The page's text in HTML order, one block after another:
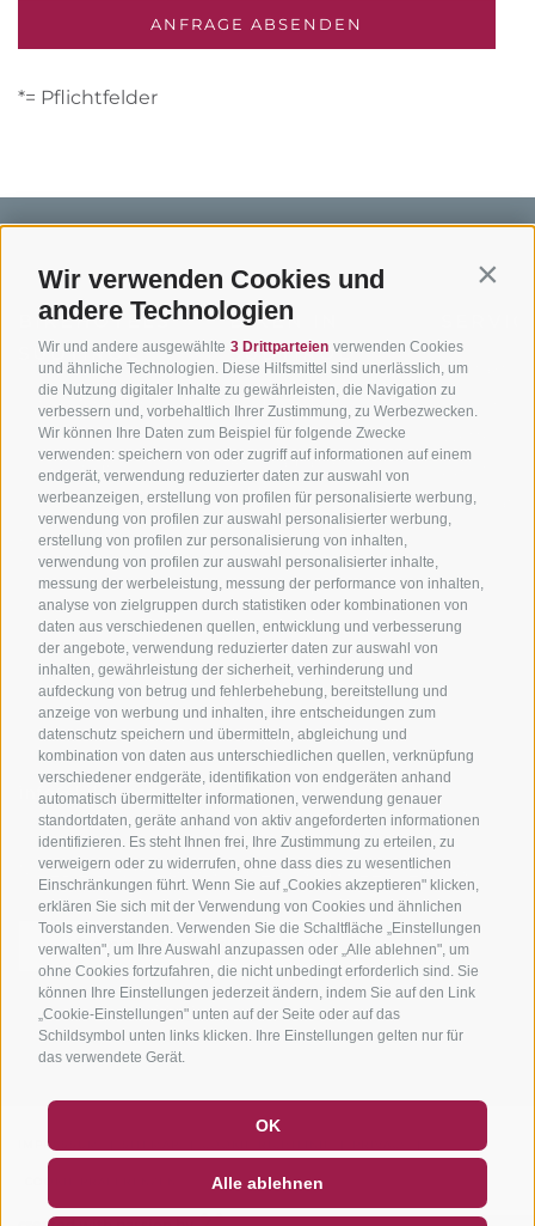
Wir verwenden Cookies und
andere Technologien
Wir und andere ausgewählte 3 Drittparteien verwenden Cookies
und ähnliche Technologien. Diese Hilfsmittel sind unerlässlich, um
die Nutzung digitaler Inhalte zu gewährleisten, die Navigation zu
verbessern und, vorbehaltlich Ihrer Zustimmung, zu Werbezwecken.
Wir können Ihre Daten zum Beispiel für folgende Zwecke
verwenden: speichern von oder zugriff auf informationen auf einem
endgerät, verwendung reduzierter daten zur auswahl von
werbeanzeigen, erstellung von profilen für personalisierte werbung,
verwendung von profilen zur auswahl personalisierter werbung,
erstellung von profilen zur personalisierung von inhalten,
verwendung von profilen zur auswahl personalisierter inhalte,
messung der werbeleistung, messung der performance von inhalten,
analyse von zielgruppen durch statistiken oder kombinationen von
daten aus verschiedenen quellen, entwicklung und verbesserung
der angebote, verwendung reduzierter daten zur auswahl von
inhalten, gewährleistung der sicherheit, verhinderung und
aufdeckung von betrug und fehlerbehebung, bereitstellung und
anzeige von werbung und inhalten, ihre entscheidungen zum
datenschutz speichern und übermitteln, abgleichung und
kombination von daten aus unterschiedlichen quellen, verknüpfung
verschiedener endgeräte, identifikation von endgeräten anhand
automatisch übermittelter informationen, verwendung genauer
standortdaten, geräte anhand von aktiv angeforderten informationen
identifizieren. Es steht Ihnen frei, Ihre Zustimmung zu erteilen, zu
verweigern oder zu widerrufen, ohne dass dies zu wesentlichen
Einschränkungen führt. Wenn Sie auf „Cookies akzeptieren" klicken,
erklären Sie sich mit der Verwendung von Cookies und ähnlichen
Tools einverstanden. Verwenden Sie die Schaltfläche „Einstellungen
verwalten", um Ihre Auswahl anzupassen oder „Alle ablehnen", um
ohne Cookies fortzufahren, die nicht unbedingt erforderlich sind. Sie
können Ihre Einstellungen jederzeit ändern, indem Sie auf den Link
„Cookie-Einstellungen" unten auf der Seite oder auf das
Schildsymbol unten links klicken. Ihre Einstellungen gelten nur für
das verwendete Gerät.
OK
Alle ablehnen
NEWSLETTER
SOCIAL WALL WETTER
*= Pflichtfelder
BIKEHOTELS
SÜDTIROL
Hotels & Pakete
Urlaubspakete
Unsere Gutscheine
Hot Deals
Bike & Work
BIKEN IN
SÜDTIROL
Mountainbiken in
Südtirol
Rennradfahren in
Südtirol
Radwege in Südtirol
Bikeshops & Verleihe
Bike-Schulen
Tourenzentrale
Kontakt
Anreise
Zum
info@bikehotels.it
MELDE DICH ZU UNSEREM NEWSLETTER AN!
JETZT ANMELDEN
IMPRESSUM